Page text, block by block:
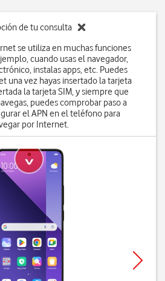
de tu consulta
se utiliza en muchas funciones
cuando usas el navegador,
instalas apps, etc. Puedes
una vez hayas insertado la tarjeta
la tarjeta SIM, y siempre que
puedes comprobar paso a
el APN en el teléfono para
por Internet.